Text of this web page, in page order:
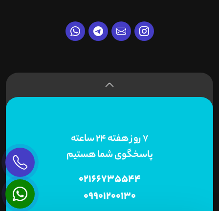
7 روز هفته 24 ساعته
پاسخگوی شما هستیم
02166735544
09901200130